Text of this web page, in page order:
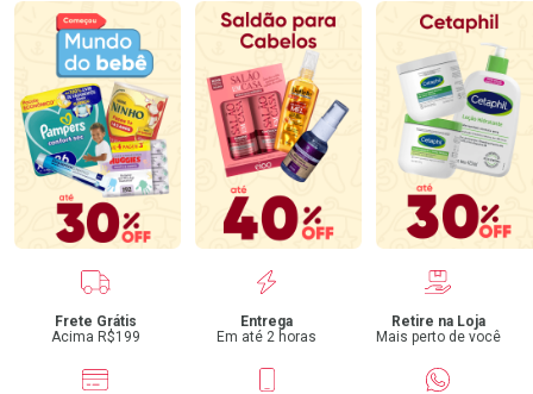
Benefícios
Frete Grátis
Acima R$199
Entrega
Em até 2 horas
Retire na Loja
Mais perto de você